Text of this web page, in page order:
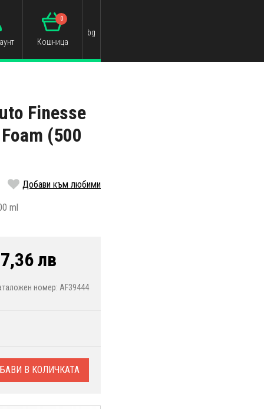
Кошница
0
bg
Finesse
(500
Добави към любими
ml
лв
номер: AF39444
В КОЛИЧКАТА